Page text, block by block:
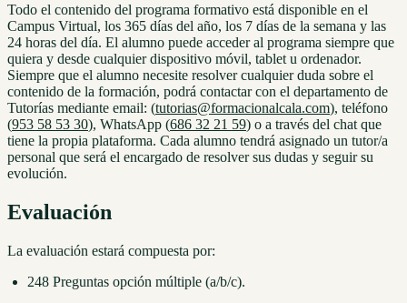
Todo el contenido del programa formativo está disponible en el
Campus Virtual, los 365 días del año, los 7 días de la semana y las
24 horas del día. El alumno puede acceder al programa siempre que
quiera y desde cualquier dispositivo móvil, tablet u ordenador.
Siempre que el alumno necesite resolver cualquier duda sobre el
contenido de la formación, podrá contactar con el departamento de
Tutorías mediante email: (tutorias@formacionalcala.com), teléfono
(953 58 53 30), WhatsApp (686 32 21 59) o a través del chat que
tiene la propia plataforma. Cada alumno tendrá asignado un tutor/a
personal que será el encargado de resolver sus dudas y seguir su
evolución.
Evaluación
La evaluación estará compuesta por:
248 Preguntas opción múltiple (a/b/c).